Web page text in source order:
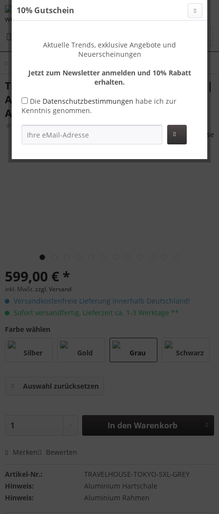
Travelhouse Tokyo Kofferset S+XL Grau |
Aluminium-Hartschale | TSA-Schloss,
Aluminiumrahmen
599,00 € *
inkl. MwSt. zzgl. Versand
Versandkostenfreie Lieferung innerhalb Deutschland!
Sofort versandfertig, Lieferzeit ca. 1-3 Werktage **
Farbe wählen
Auswahl zurücksetzen
In den Warenkorb
Merken Bewerten
Artikel-Nr.:
TRAVELHOUSE-TOKYO-SXL-GREY
Hinweis:
Aluminium Hartschale
Hinweis:
Aluminium Rahmen
10% Gutschein
Aktuelle Trends, exklusive Angebote und
Neuerscheinungen
Jetzt zum Newsletter anmelden und 10% Rabatt
erhalten.
Die Datenschutzbestimmungen habe ich zur
Kenntnis genommen.